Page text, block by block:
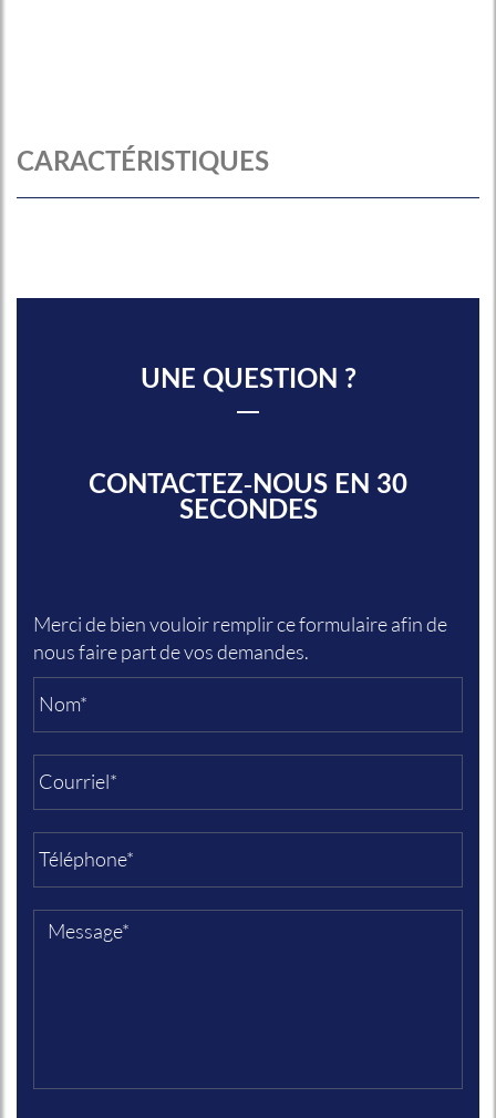
CARACTÉRISTIQUES
UNE QUESTION ?
CONTACTEZ-NOUS EN 30
SECONDES
Merci de bien vouloir remplir ce formulaire afin de
nous faire part de vos demandes.